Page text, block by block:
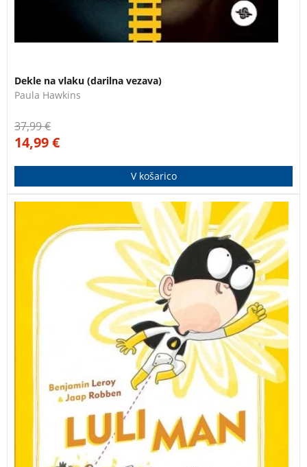
Dekle na vlaku (darilna vezava)
Paula Hawkins
37,99€
14,99€
V košarico
Prikupna in igriva slikanica o malem superjunaku s
prav posebno supermočjo.